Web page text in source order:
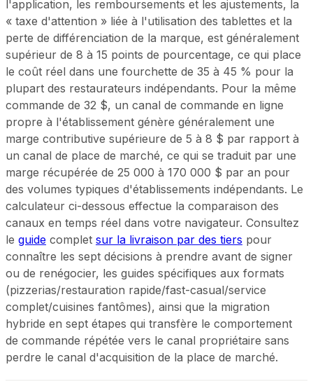
l'application, les remboursements et les ajustements, la
« taxe d'attention » liée à l'utilisation des tablettes et la
perte de différenciation de la marque, est généralement
supérieur de 8 à 15 points de pourcentage, ce qui place
le coût réel dans une fourchette de 35 à 45 % pour la
plupart des restaurateurs indépendants. Pour la même
commande de 32 $, un canal de commande en ligne
propre à l'établissement génère généralement une
marge contributive supérieure de 5 à 8 $ par rapport à
un canal de place de marché, ce qui se traduit par une
marge récupérée de 25 000 à 170 000 $ par an pour
des volumes typiques d'établissements indépendants. Le
calculateur ci-dessous effectue la comparaison des
canaux en temps réel dans votre navigateur. Consultez
le guide complet sur la livraison par des tiers pour
connaître les sept décisions à prendre avant de signer
ou de renégocier, les guides spécifiques aux formats
(pizzerias/restauration rapide/fast-casual/service
complet/cuisines fantômes), ainsi que la migration
hybride en sept étapes qui transfère le comportement
de commande répétée vers le canal propriétaire sans
perdre le canal d'acquisition de la place de marché.